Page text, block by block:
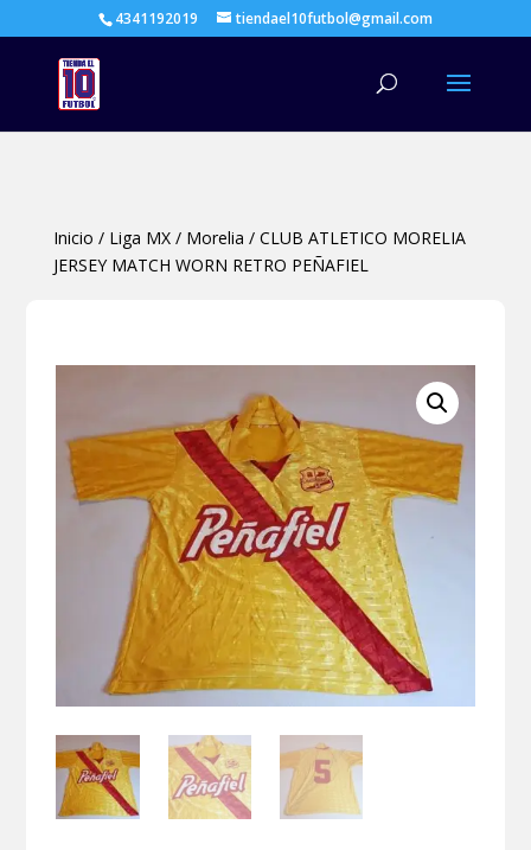
4341192019 tiendael10futbol@gmail.com
Inicio / Liga MX/ Morelia / CLUB ATLETICO MORELIA
JERSEY MATCH WORN RETRO PEÑAFIEL